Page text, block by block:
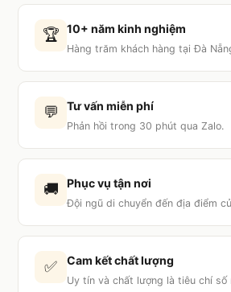
🏆 10+ năm kinh nghiệm
Hàng trăm khách hàng tại Đà
💬 Tư vấn miễn phí
Phản hồi trong 30 phút qua Zalo.
🚚 Phục vụ tận nơi
Đội ngũ di chuyển đến địa điểm
✅ Cam kết chất lượng
Uy tín và chất lượng là tiêu chí số